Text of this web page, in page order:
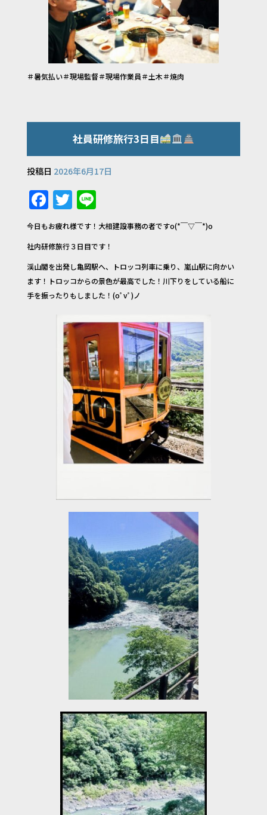
＃暑気払い＃現場監督＃現場作業員＃土木＃焼肉
社員研修旅行3日目
投稿日 2026年6月17日
F
a
c
e
b
o
T
w
it
te
r
Li
n
e
今日もお疲れ様です！大相建設事務の者ですo(*￣▽￣*)o
社内研修旅行３日目です！
渓山閣を出発し亀岡駅へ、トロッコ列車に乗り、嵐山駅に向かい
ます！トロッコからの景色が最高でした！川下りをしている船に
手を振ったりもしました！(oﾟvﾟ)ノ